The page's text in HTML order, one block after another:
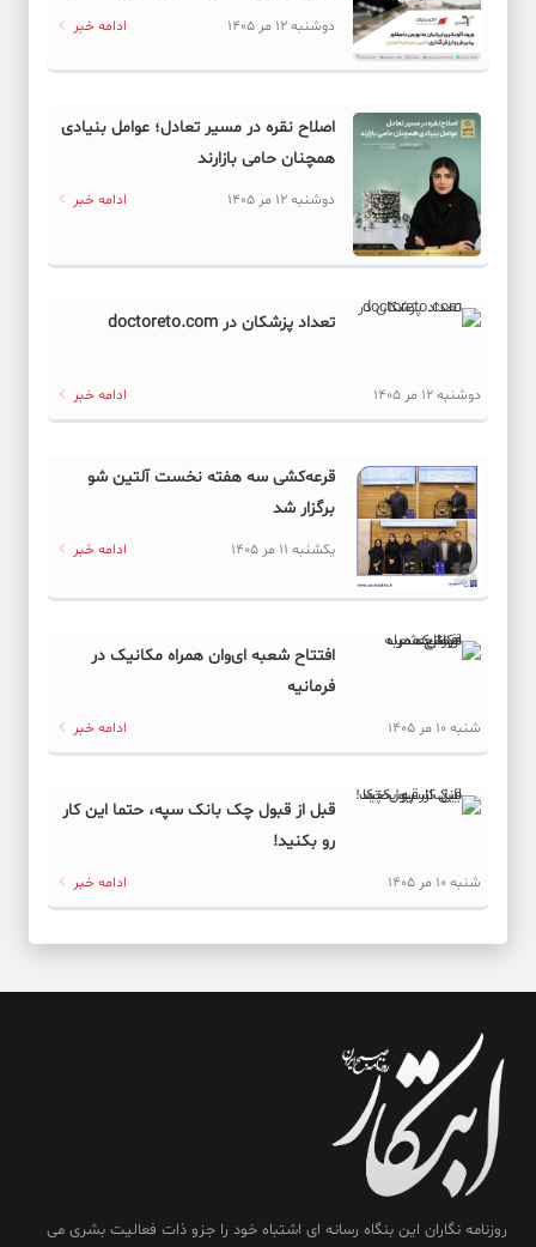
دوشنبه 12 مر 1405 ادامه خبر
اصلاح نقره در مسیر تعادل؛ عوامل بنیادی
همچنان حامی بازارند
دوشنبه 12 مر 1405 ادامه خبر
تعداد پزشکان در doctoreto.com
دوشنبه 12 مر 1405 ادامه خبر
قرعه‌کشی سه هفته نخست آلتین شو
برگزار شد
یکشنبه 11 مر 1405 ادامه خبر
افتتاح شعبه ای‌وان همراه مکانیک در
فرمانیه
شنبه 10 مر 1405 ادامه خبر
قبل از قبول چک بانک سپه، حتما این کار
رو بکنید!
شنبه 10 مر 1405 ادامه خبر
روزنامه نگاران این بنگاه رسانه ای اشتباه خود را جزو ذات فعالیت بشری می